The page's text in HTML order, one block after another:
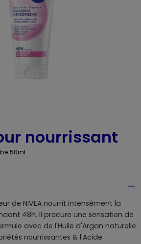
nourrissant
50ml
de NIVEA nourrit intensément la
48h. Il procure une sensation de
avec de l'Huile d'Argan naturelle
nourrissantes & l'Acide